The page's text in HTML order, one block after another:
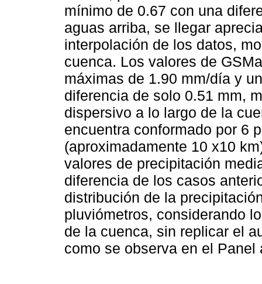
mínimo de 0.67 con una
aguas arriba, se llegar
interpolación de los datos,
cuenca. Los valores de
máximas de 1.90 mm/día y
diferencia de solo 0.51 mm,
dispersivo a lo largo de la
encuentra conformado por 6
(aproximadamente 10 x10
valores de precipitación
diferencia de los casos
distribución de la
pluviómetros, considerando
de la cuenca, sin replicar el
como se observa en el